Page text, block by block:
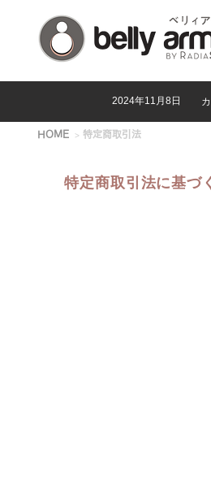
2024年11月8日
HOME > 特定商取引法
特定商取引法に基づ